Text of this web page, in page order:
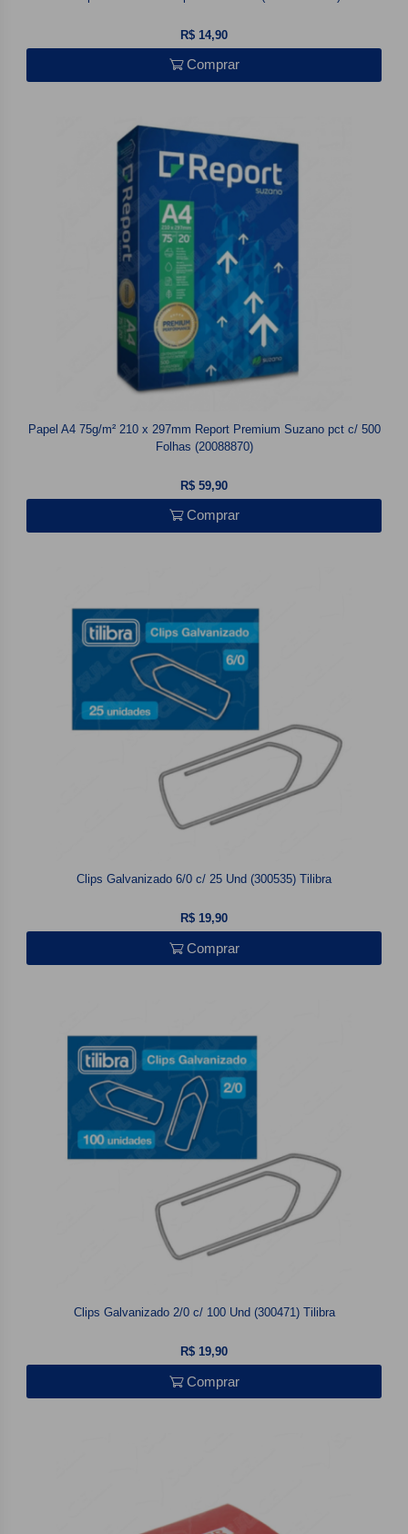
R$ 14,90
Comprar
Papel A4 75g/m² 210 x 297mm Report Premium Suzano pct c/ 500
Folhas (20088870)
R$ 59,90
Comprar
Clips Galvanizado 6/0 c/ 25 Und (300535) Tilibra
R$ 19,90
Comprar
Clips Galvanizado 2/0 c/ 100 Und (300471) Tilibra
R$ 19,90
Comprar